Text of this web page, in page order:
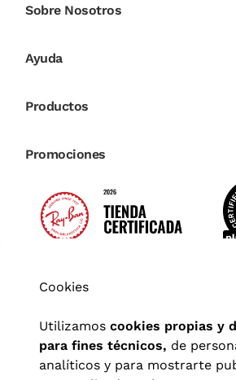
Sobre Nosotros
Ayuda
Productos
Promociones
Cookies
Utilizamos cookies propias y
para fines técnicos, de
analíticos y para mostrarte